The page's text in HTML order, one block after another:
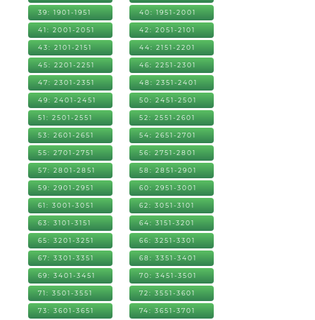
39: 1901-1951 40: 1951-2001
41: 2001-2051 42: 2051-2101
43: 2101-2151 44: 2151-2201
45: 2201-2251 46: 2251-2301
47: 2301-2351 48: 2351-2401
49: 2401-2451 50: 2451-2501
51: 2501-2551 52: 2551-2601
53: 2601-2651 54: 2651-2701
55: 2701-2751 56: 2751-2801
57: 2801-2851 58: 2851-2901
59: 2901-2951 60: 2951-3001
61: 3001-3051 62: 3051-3101
63: 3101-3151 64: 3151-3201
65: 3201-3251 66: 3251-3301
67: 3301-3351 68: 3351-3401
69: 3401-3451 70: 3451-3501
71: 3501-3551 72: 3551-3601
73: 3601-3651 74: 3651-3701